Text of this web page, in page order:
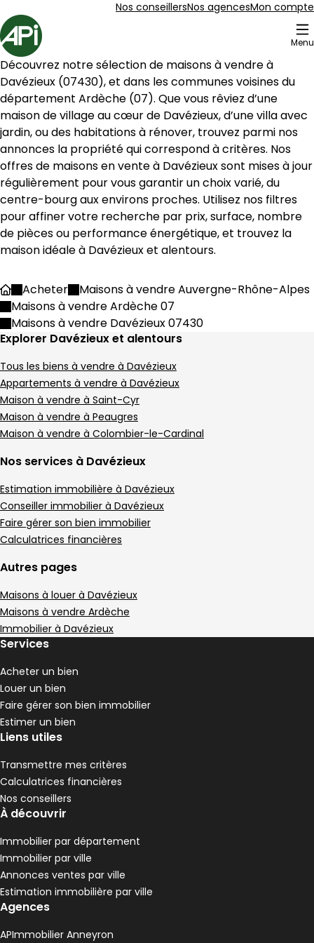
Nos conseillersNos agencesMon compte
Accueil
Menu
1 Maisons à vendre à Davézieux (07430)
135 m² 5 pièces Saint-Clair
Aller à l'image1
Aller à l'image2
Aller à l'image3
Aller à l'image4
Aller à l'image5
295 000 €
Saint-Clair - 07430
Maison • 5 pièces • 135 m²
DPE :
A 4 chambres
Terrain 1156 m²
1 Terrasse
Davézieux (07430), et dans les communes voisines du
département Ardèche (07). Que vous rêviez d’une
maison de village au cœur de Davézieux, d’une villa avec
jardin, ou des habitations à rénover, trouvez parmi nos
annonces la propriété qui correspond à critères. Nos
offres de maisons en vente à Davézieux sont mises à jour
régulièrement pour vous garantir un choix varié, du
centre-bourg aux environs proches. Utilisez nos filtres
pour affiner votre recherche par prix, surface, nombre
de pièces ou performance énergétique, et trouvez la
maison idéale à Davézieux et alentours.
AccueilAcheter
Maisons à vendre Auvergne-Rhône-Alpes
Maisons à vendre Ardèche 07
Maisons à vendre Davézieux 07430
Explorer Davézieux et alentours
Tous les biens à vendre à Davézieux
Appartements à vendre à Davézieux
Maison à vendre à Saint-Cyr
Maison à vendre à Peaugres
Maison à vendre à Colombier-le-Cardinal
Nos services à Davézieux
Estimation immobilière à Davézieux
Conseiller immobilier à Davézieux
Faire gérer son bien immobilier
Calculatrices financières
Autres pages
Maisons à louer à Davézieux
Maisons à vendre Ardèche
Immobilier à Davézieux
Services
Acheter un bien
Louer un bien
Faire gérer son bien immobilier
Estimer un bien
Liens utiles
Transmettre mes critères
Calculatrices financières
Nos conseillers
À découvrir
Immobilier par département
Immobilier par ville
Annonces ventes par ville
Estimation immobilière par ville
Agences
APImmobilier Anneyron